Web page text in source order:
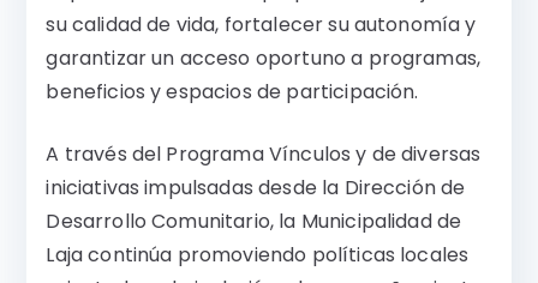
su calidad de vida, fortalecer su autonomía y
garantizar un acceso oportuno a programas,
beneficios y espacios de participación.
A través del Programa Vínculos y de diversas
iniciativas impulsadas desde la Dirección de
Desarrollo Comunitario, la Municipalidad de
Laja continúa promoviendo políticas locales